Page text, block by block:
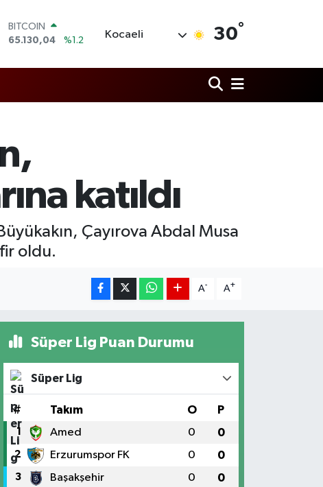
DOLAR
47,7069
%0.17
55,0265
%0.01
13.887
BITCOIN
%1.2
Kocaeli 30°
katıldı
Çayırova Abdal Musa
oldu.
A- A+
Süper Lig Puan Durumu
Süper Lig
# Takım O P
1 Amed 0 0
2 Erzurumspor FK 0 0
3 Başakşehir 0 0